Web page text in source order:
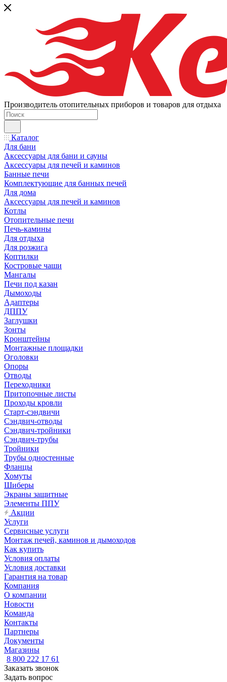
Производитель отопительных приборов и товаров для отдыха
Каталог
Для бани
Аксессуары для бани и сауны
Аксессуары для печей и каминов
Банные печи
Комплектующие для банных печей
Для дома
Аксессуары для печей и каминов
Котлы
Отопительные печи
Печь-камины
Для отдыха
Для розжига
Коптилки
Костровые чаши
Мангалы
Печи под казан
Дымоходы
Адаптеры
ДППУ
Заглушки
Зонты
Кронштейны
Монтажные площадки
Оголовки
Опоры
Отводы
Переходники
Притопочные листы
Проходы кровли
Старт-сэндвичи
Сэндвич-отводы
Сэндвич-тройники
Сэндвич-трубы
Тройники
Трубы одностенные
Фланцы
Хомуты
Шиберы
Экраны защитные
Элементы ППУ
Акции
Услуги
Сервисные услуги
Монтаж печей, каминов и дымоходов
Как купить
Условия оплаты
Условия доставки
Гарантия на товар
Компания
О компании
Новости
Команда
Контакты
Партнеры
Документы
Магазины
8 800 222 17 61
Заказать звонок
Задать вопрос